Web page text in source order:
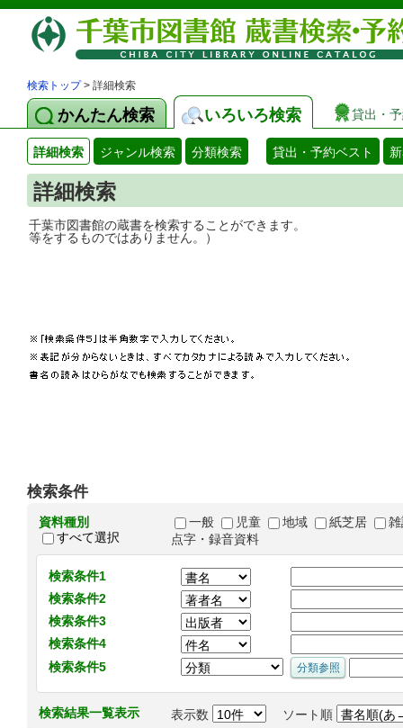
検索トップ> 詳細検索
かんたん検索 いろいろ検索 貸出・
詳細検索 ジャンル検索 分類検索 貸出・予約ベスト
詳細検索
千葉市図書館の蔵書を検索することがで
等をするものではありません。）
検索条件
資料種別
すべて選択
一般 児童 地域 紙芝居
点字・録音資料
検索条件1
検索条件2
検索条件3
検索条件4
検索条件5
検索結果一覧表示 表示数 ソート順